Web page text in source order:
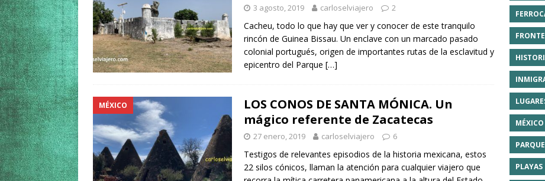
3 agosto, 2019 carloselviajero 2
Cacheu, todo lo que hay que ver y conocer de este tranquilo
rincón de Guinea Bissau. Un enclave con un marcado pasado
colonial portugués, origen de importantes rutas de la esclavitud y
epicentro del Parque […]
MÉXICO
LOS CONOS DE SANTA MÓNICA. Un
mágico referente de Zacatecas
27 enero, 2019 carloselviajero 6
Testigos de relevantes episodios de la historia mexicana, estos
22 silos cónicos, llaman la atención para cualquier viajero que
MÉXICO
PLAYAS